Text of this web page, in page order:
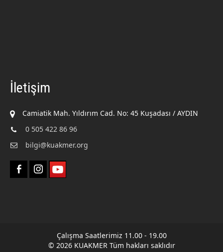
İletişim
Camiatik Mah. Yıldırım Cad. No: 45 Kuşadası / AYDIN
0 505 422 86 96
bilgi@kuakmer.org
Çalışma Saatlerimiz 11.00 - 19.00
© 2026 KUAKMER Tüm hakları saklıdır